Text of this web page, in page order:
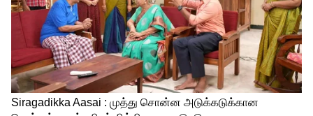
எச்சரிக்கை!
பயணங்களைப் பொறுத்தவரை இன்றைய
நாள் சவாலானதாக அமையக்கூடும்.
ஞாயிற்றுக்கிழமைக்குரிய திசைச் சூலம்
மேற்கு ஆகும். சாஸ்திர ரீதியாக, சூலம்